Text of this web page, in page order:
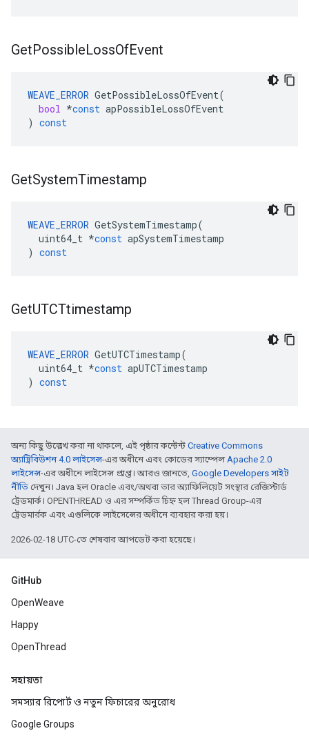
GetPossibleLossOfEvent
WEAVE_ERROR GetPossibleLossOfEvent(
bool *const apPossibleLossOfEvent
) const
GetSystemTimestamp
WEAVE_ERROR GetSystemTimestamp(
uint64_t *const apSystemTimestamp
) const
GetUTCTtimestamp
WEAVE_ERROR GetUTCTimestamp(
uint64_t *const apUTCTimestamp
) const
অন্য কিছু উল্লেখ করা না থাকলে, এই পৃষ্ঠার কন্টেন্ট Creative Commons
অ্যাট্রিবিউশন 4.0 লাইসেন্স-এর অধীনে এবং কোডের স্যাম্পেলApache 2.0
লাইসেন্স-এর অধীনে লাইসেন্স প্রাপ্ত। আরও জানতে, Google Developers সাইট
নীতি দেখুন। Java হল Oracle এবং/অথবা তার অ্যাফিলিয়েট সংস্থার রেজিস্টার্ড
ট্রেডমার্ক। OPENTHREAD ও এর সম্পর্কিত চিহ্ন হল Thread Group-এর
ট্রেডমার্রক এবং এগুলিকে লাইসেন্সের অধীনে ব্যবহার করা হয়।
2026-02-18 UTC-তে শেষবার আপডেট করা হয়েছে।
GitHub
OpenWeave
Happy
OpenThread
সহায়তা
সমস্যার রিপোর্ট ও নতুন ফিচারের অনুরোধ
Google Groups